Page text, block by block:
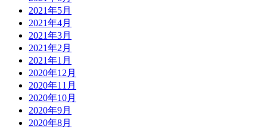
2021年5月
2021年4月
2021年3月
2021年2月
2021年1月
2020年12月
2020年11月
2020年10月
2020年9月
2020年8月